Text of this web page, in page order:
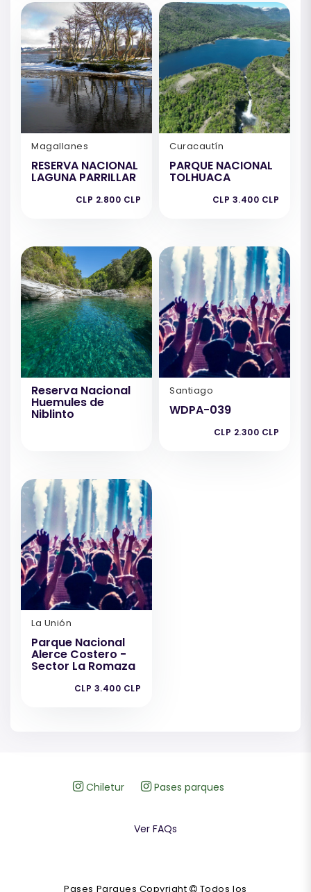
Magallanes
RESERVA NACIONAL
LAGUNA PARRILLAR
CLP 2.800 CLP
Curacautín
PARQUE NACIONAL
TOLHUACA
CLP 3.400 CLP
Reserva Nacional
Huemules de
Niblinto
Santiago
WDPA-039
CLP 2.300 CLP
La Unión
Parque Nacional
Alerce Costero -
Sector La Romaza
CLP 3.400 CLP
Chiletur Pases parques
Ver FAQs
Pases Parques Copyright Todos los